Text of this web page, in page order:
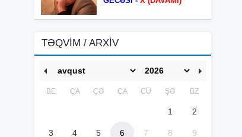
TƏQVİM / ARXİV
BE ÇA ÇƏ CA CÜ ŞƏ BZ
1 2
3 4 5 6 7 8 9